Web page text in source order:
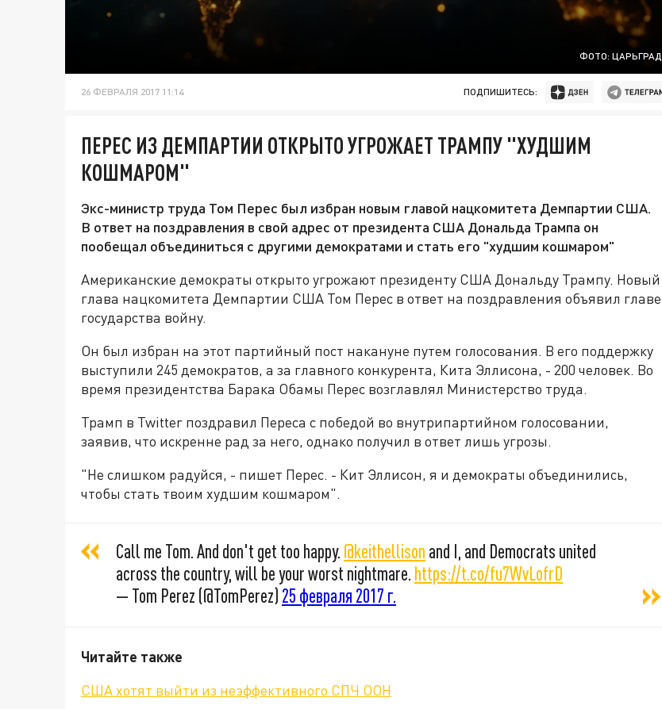
ФОТО: ЦАРЬГРАД
26 ФЕВРАЛЯ 2017 11:14 ПОДПИШИТЕСЬ:
ПЕРЕС ИЗ ДЕМПАРТИИ ОТКРЫТО УГРОЖАЕТ ТРАМПУ "ХУДШИМ
КОШМАРОМ"
Экс-министр труда Том Перес был избран новым главой нацкомитета Демпартии США.
В ответ на поздравления в свой адрес от президента США Дональда Трампа он
пообещал объединиться с другими демократами и стать его "худшим кошмаром"
Американские демократы открыто угрожают президенту США Дональду Трампу. Новый
глава нацкомитета Демпартии США Том Перес в ответ на поздравления объявил главе
государства войну.
Он был избран на этот партийный пост накануне путем голосования. В его поддержку
выступили 245 демократов, а за главного конкурента, Кита Эллисона, - 200 человек. Во
время президентства Барака Обамы Перес возглавлял Министерство труда.
Трамп в Twitter поздравил Переса с победой во внутрипартийном голосовании,
заявив, что искренне рад за него, однако получил в ответ лишь угрозы.
"Не слишком радуйся, - пишет Перес. - Кит Эллисон, я и демократы объединились,
чтобы стать твоим худшим кошмаром".
Call me Tom. And don't get too happy. @keithellison and I, and Democrats united
across the country, will be your worst nightmare. https://t.co/fu7WvLofrD
— Tom Perez (@TomPerez) 25 февраля 2017 г.
Читайте также
США хотят выйти из неэффективного СПЧ ООН